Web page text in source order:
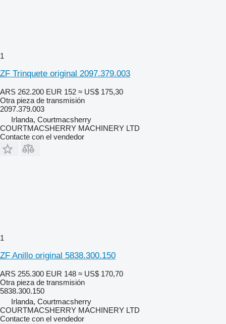
1
ZF Trinquete original 2097.379.003
ARS 262.200 EUR 152 ≈ US$ 175,30
Otra pieza de transmisión
2097.379.003
Irlanda, Courtmacsherry
COURTMACSHERRY MACHINERY LTD
Contacte con el vendedor
1
ZF Anillo original 5838.300.150
ARS 255.300 EUR 148 ≈ US$ 170,70
Otra pieza de transmisión
5838.300.150
Irlanda, Courtmacsherry
COURTMACSHERRY MACHINERY LTD
Contacte con el vendedor